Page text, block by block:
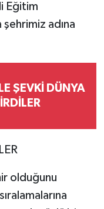
Eğitim
adına
ŞEVKİ DÜNYA
olduğunu